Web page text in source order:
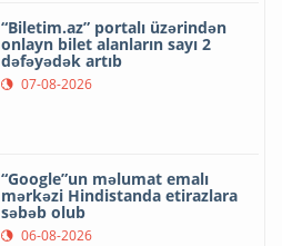
“Biletim.az” portalı üzərindən
onlayn bilet alanların sayı 2
dəfəyədək artıb
07-08-2026
“Google”un məlumat emalı
mərkəzi Hindistanda etirazlara
səbəb olub
06-08-2026